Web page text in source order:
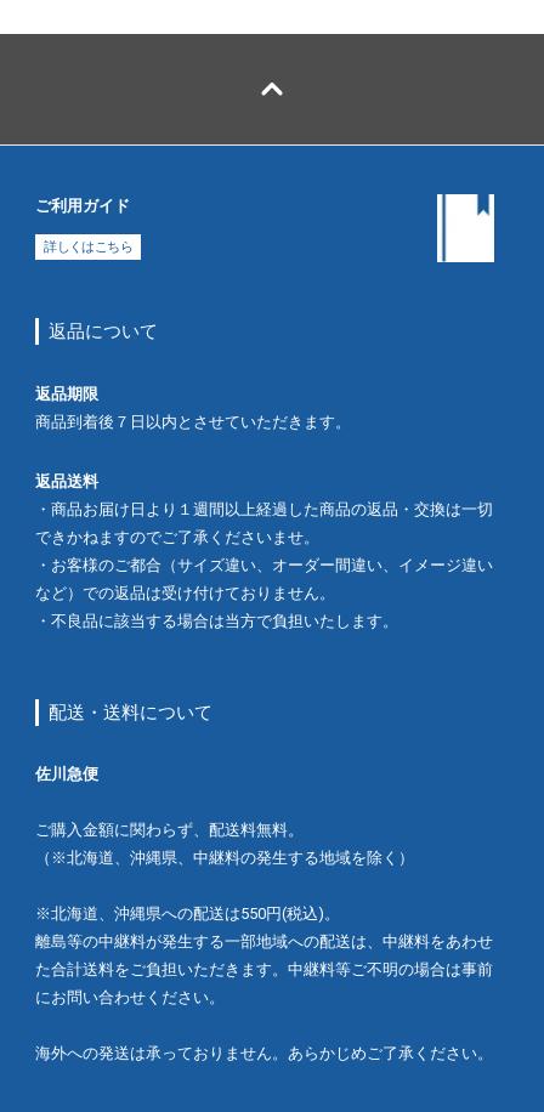
ご利用ガイド
詳しくはこちら
返品について
返品期限
商品到着後７日以内とさせていただきます。
返品送料
・商品お届け日より１週間以上経過した商品の返品・交換は一切
できかねますのでご了承くださいませ。
・お客様のご都合（サイズ違い、オーダー間違い、イメージ違い
など）での返品は受け付けておりません。
・不良品に該当する場合は当方で負担いたします。
配送・送料について
佐川急便
ご購入金額に関わらず、配送料無料。
（※北海道、沖縄県、中継料の発生する地域を除く）
※北海道、沖縄県への配送は550円(税込)。
離島等の中継料が発生する一部地域への配送は、中継料をあわせ
た合計送料をご負担いただきます。中継料等ご不明の場合は事前
にお問い合わせください。
海外への発送は承っておりません。あらかじめご了承ください。